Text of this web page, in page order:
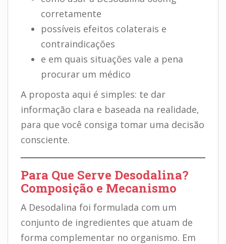
corretamente
possíveis efeitos colaterais e
contraindicações
e em quais situações vale a pena
procurar um médico
A proposta aqui é simples: te dar
informação clara e baseada na realidade,
para que você consiga tomar uma decisão
consciente.
Para Que Serve Desodalina?
Composição e Mecanismo
A Desodalina foi formulada com um
conjunto de ingredientes que atuam de
forma complementar no organismo. Em